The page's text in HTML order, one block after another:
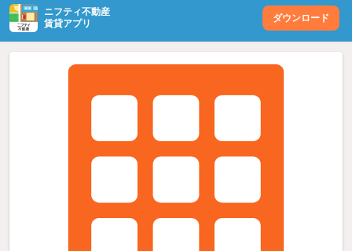
ニフティ不動産
賃貸アプリ
ダウンロード